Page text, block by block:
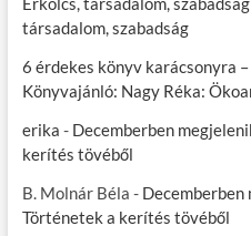
társadalom, szabadság
6 érdekes könyv karácsonyra
Könyvajánló: Nagy Réka:
erika - Decemberben
kerítés tövéből
B. Molnár Béla - Decemberben
Történetek a kerítés tövéből